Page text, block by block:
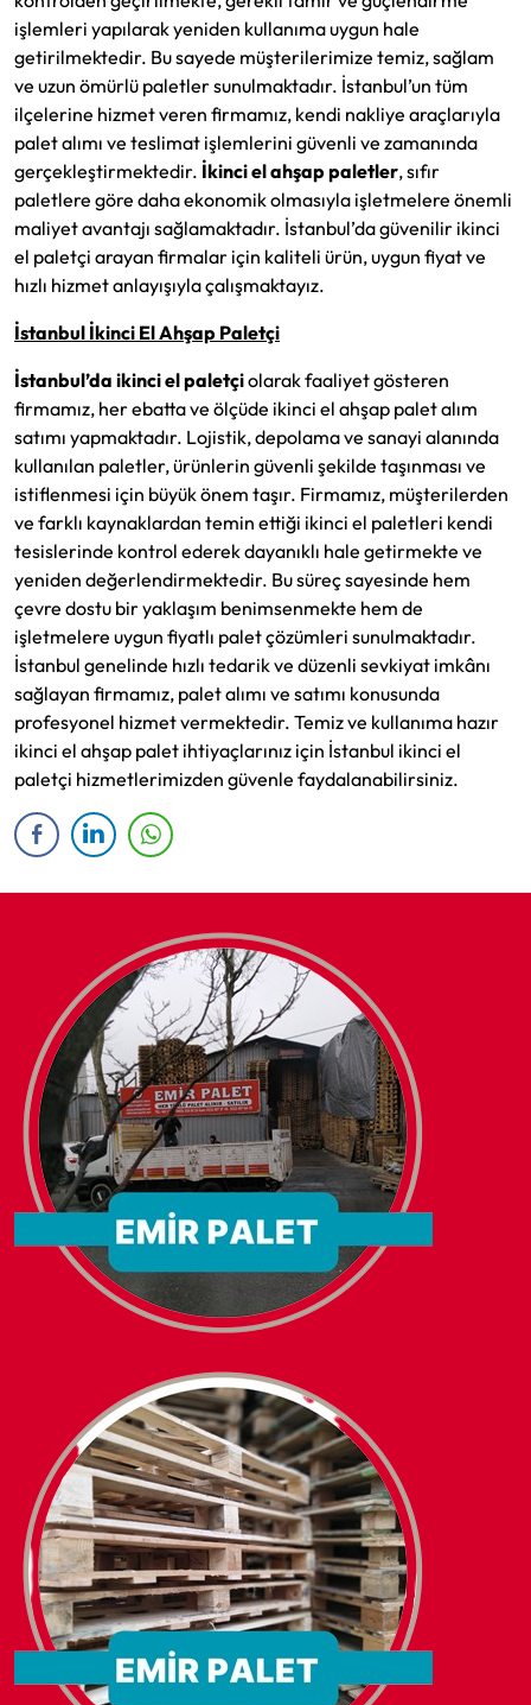
işlemleri yapılarak yeniden kullanıma uygun hale
getirilmektedir. Bu sayede müşterilerimize temiz, sağlam
ve uzun ömürlü paletler sunulmaktadır. İstanbul’un tüm
ilçelerine hizmet veren firmamız, kendi nakliye araçlarıyla
palet alımı ve teslimat işlemlerini güvenli ve zamanında
gerçekleştirmektedir. İkinci el ahşap paletler, sıfır
paletlere göre daha ekonomik olmasıyla işletmelere önemli
maliyet avantajı sağlamaktadır. İstanbul’da güvenilir ikinci
el paletçi arayan firmalar için kaliteli ürün, uygun fiyat ve
hızlı hizmet anlayışıyla çalışmaktayız.
İstanbul İkinci El Ahşap Paletçi
İstanbul’da ikinci el paletçiolarak faaliyet gösteren
firmamız, her ebatta ve ölçüde ikinci el ahşap palet alım
satımı yapmaktadır. Lojistik, depolama ve sanayi alanında
kullanılan paletler, ürünlerin güvenli şekilde taşınması ve
istiflenmesi için büyük önem taşır. Firmamız, müşterilerden
ve farklı kaynaklardan temin ettiği ikinci el paletleri kendi
tesislerinde kontrol ederek dayanıklı hale getirmekte ve
yeniden değerlendirmektedir. Bu süreç sayesinde hem
çevre dostu bir yaklaşım benimsenmekte hem de
işletmelere uygun fiyatlı palet çözümleri sunulmaktadır.
İstanbul genelinde hızlı tedarik ve düzenli sevkiyat imkânı
sağlayan firmamız, palet alımı ve satımı konusunda
profesyonel hizmet vermektedir. Temiz ve kullanıma hazır
ikinci el ahşap palet ihtiyaçlarınız için İstanbul ikinci el
paletçi hizmetlerimizden güvenle faydalanabilirsiniz.